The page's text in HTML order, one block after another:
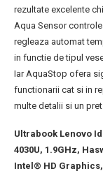
rezultate excelente
Aqua Sensor
regleaza automat
in functie de tipul
Iar AquaStop ofera
functionarii cat si in
multe detalii si un
Ultrabook Lenovo
4030U, 1.9GHz,
Intel® HD